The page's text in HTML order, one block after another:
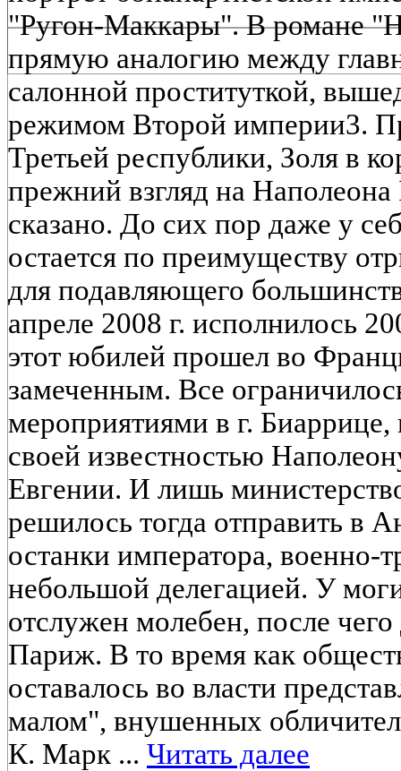
"Ругон-Маккары". В романе
прямую аналогию между
салонной проституткой,
режимом Второй империи3.
Третьей республики, Золя в
прежний взгляд на
сказано. До сих пор даже у
остается по преимуществу
для подавляющего
апреле 2008 г. исполнилось
этот юбилей прошел во
замеченным. Все
мероприятиями в г.
своей известностью
Евгении. И лишь
решилось тогда отправить в
останки императора, военно-
небольшой делегацией. У
отслужен молебен, после чего
Париж. В то время как
оставалось во власти
малом", внушенных
К. Марк ... Читать далее